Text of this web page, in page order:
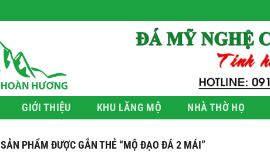
GIỚI THIỆU KHU LĂNG MỘ NHÀ THỜ HỌ
SẢN PHẨM ĐƯỢC GẮN THẺ “MỘ ĐẠO ĐÁ 2 MÁI”